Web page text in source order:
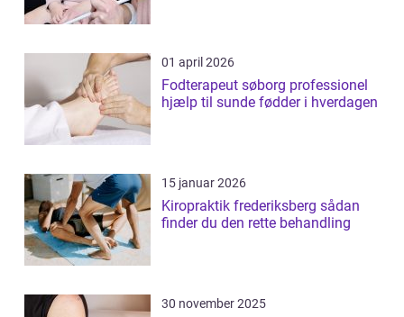
01 april 2026
Fodterapeut søborg professionel
hjælp til sunde fødder i hverdagen
15 januar 2026
Kiropraktik frederiksberg sådan
finder du den rette behandling
30 november 2025